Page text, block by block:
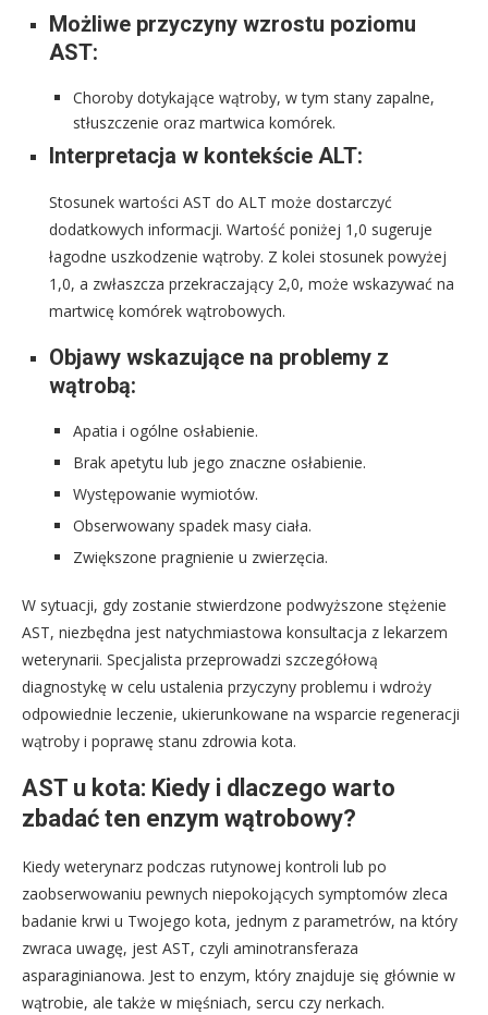
Możliwe przyczyny wzrostu poziomu
AST:
Choroby dotykające wątroby, w tym stany zapalne,
stłuszczenie oraz martwica komórek.
Interpretacja w kontekście ALT:
Stosunek wartości AST do ALT może dostarczyć
dodatkowych informacji. Wartość poniżej 1,0 sugeruje
łagodne uszkodzenie wątroby. Z kolei stosunek powyżej
1,0, a zwłaszcza przekraczający 2,0, może wskazywać na
martwicę komórek wątrobowych.
Objawy wskazujące na problemy z
wątrobą:
Apatia i ogólne osłabienie.
Brak apetytu lub jego znaczne osłabienie.
Występowanie wymiotów.
Obserwowany spadek masy ciała.
Zwiększone pragnienie u zwierzęcia.
W sytuacji, gdy zostanie stwierdzone podwyższone stężenie
AST, niezbędna jest natychmiastowa konsultacja z lekarzem
weterynarii. Specjalista przeprowadzi szczegółową
diagnostykę w celu ustalenia przyczyny problemu i wdroży
odpowiednie leczenie, ukierunkowane na wsparcie regeneracji
wątroby i poprawę stanu zdrowia kota.
AST u kota: Kiedy i dlaczego warto
zbadać ten enzym wątrobowy?
Kiedy weterynarz podczas rutynowej kontroli lub po
zaobserwowaniu pewnych niepokojących symptomów zleca
badanie krwi u Twojego kota, jednym z parametrów, na który
zwraca uwagę, jest AST, czyli aminotransferaza
asparaginianowa. Jest to enzym, który znajduje się głównie w
wątrobie, ale także w mięśniach, sercu czy nerkach.